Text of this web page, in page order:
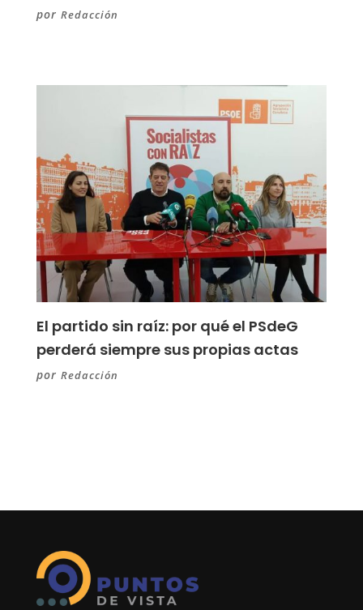
por Redacción
El partido sin raíz: por qué el PSdeG
perderá siempre sus propias actas
por Redacción